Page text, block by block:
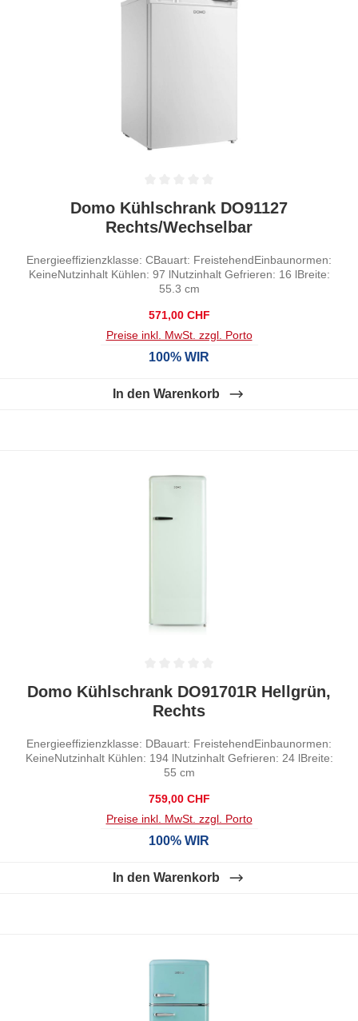
Durchschnittliche Bewertung von 0 von 5 Sternen
Domo Kühlschrank DO91127
Rechts/Wechselbar
Energieeffizienzklasse: CBauart: FreistehendEinbaunormen:
KeineNutzinhalt Kühlen: 97 lNutzinhalt Gefrieren: 16 lBreite:
55.3 cm
Regulärer Preis:
571,00 CHF
Preise inkl. MwSt. zzgl. Porto
100% WIR
In den Warenkorb
Durchschnittliche Bewertung von 0 von 5 Sternen
Domo Kühlschrank DO91701R Hellgrün,
Rechts
Energieeffizienzklasse: DBauart: FreistehendEinbaunormen:
KeineNutzinhalt Kühlen: 194 lNutzinhalt Gefrieren: 24 lBreite:
55 cm
Regulärer Preis:
759,00 CHF
Preise inkl. MwSt. zzgl. Porto
100% WIR
In den Warenkorb